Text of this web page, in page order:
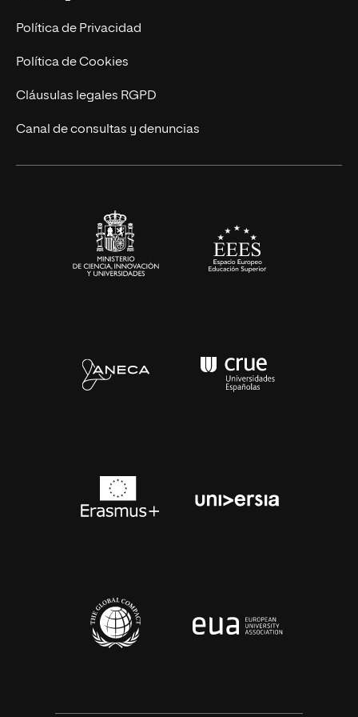
Postgrados
Cursos Universitarios
Trabaja en UNIR
Actualidad
UNIR Revista
Eventos
Política de Privacidad
Política de Cookies
Cláusulas legales RGPD
Canal de consultas y denuncias